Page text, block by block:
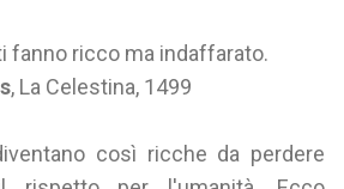
fanno ricco ma indaffarato.
, La Celestina, 1499
così ricche da perdere